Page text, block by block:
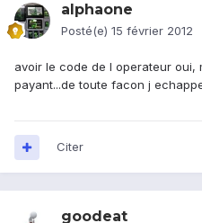
alphaone
Posté(e) 15 février 2012
avoir le code de l operateur oui,
payant...de toute facon j
Citer
goodeat